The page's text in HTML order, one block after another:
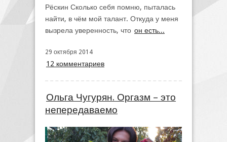
Рёскин Сколько себя помню, пыталась
найти, в чём мой талант. Откуда у меня
вызрела уверенность, что он есть...
29 октября 2014
12 комментариев
Ольга Чугурян. Оргазм – это
непередаваемо